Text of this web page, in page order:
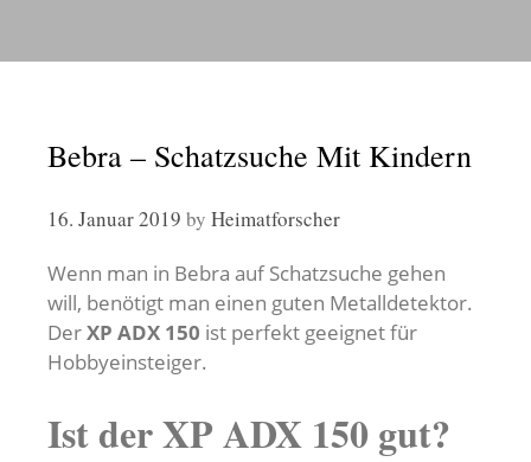
Bebra – Schatzsuche Mit Kindern
16. Januar 2019 by Heimatforscher
Wenn man in Bebra auf Schatzsuche gehen
will, benötigt man einen guten Metalldetektor.
DerXP ADX 150 ist perfekt geeignet für
Hobbyeinsteiger.
Ist der XP ADX 150 gut?